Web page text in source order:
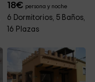
18€ persona y noche
6 Dormitorios, 5 Baños,
16 Plazas